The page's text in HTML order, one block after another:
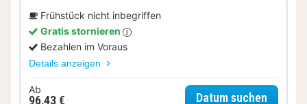
Frühstück nicht inbegriffen
Gratis stornieren
Bezahlen im Voraus
Details anzeigen
Ab
96,43 € Datum suchen